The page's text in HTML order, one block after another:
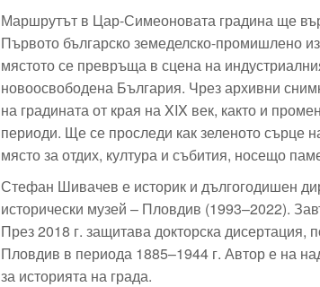
Маршрутът в Цар-Симеоновата градина ще
Първото българско земеделско-промишлено
мястото се превръща в сцена на
новоосвободена България. Чрез архивни
на градината от края на XIX век, както и
периоди. Ще се проследи как зеленото сърце
място за отдих, култура и събития, носещо
Стефан Шивачев е историк и дългогодишен
исторически музей – Пловдив (1993–2022).
През 2018 г. защитава докторска
Пловдив в периода 1885–1944 г. Автор е на
за историята на града.